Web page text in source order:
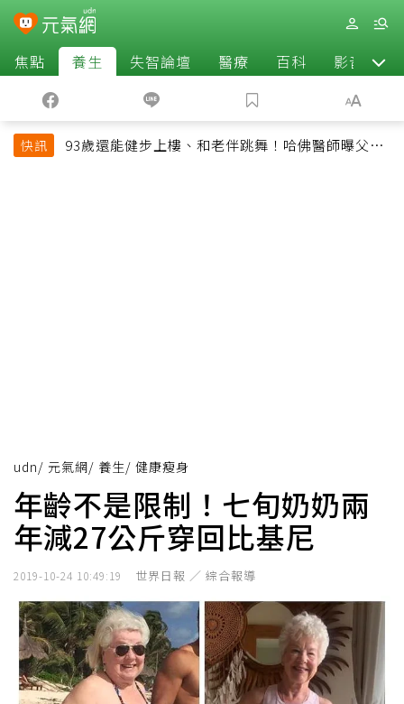
焦點 養生 失智論壇 醫療 百科 影音
快訊
93歲還能健步上樓、和老伴跳舞！哈佛醫師曝父親
udn/ 元氣網/ 養生/ 健康瘦身
年齡不是限制！七旬奶奶兩
年減27公斤穿回比基尼
2019-10-24 10:49:19 世界日報 ／ 綜合報導